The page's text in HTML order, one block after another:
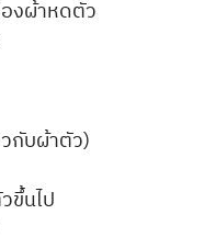
งผ้าหดตัว
กับผ้าตัว)
ขึ้นไป